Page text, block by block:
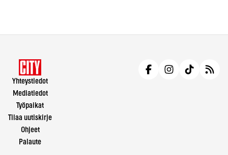
Yhteystiedot
Mediatiedot
Työpaikat
Tilaa uutiskirje
Ohjeet
Palaute